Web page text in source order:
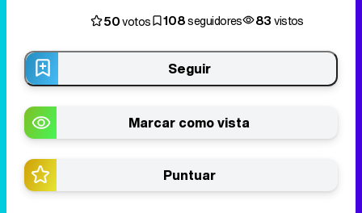
50votos 108seguidores 83vistos
Seguir
Marcar como vista
Puntuar